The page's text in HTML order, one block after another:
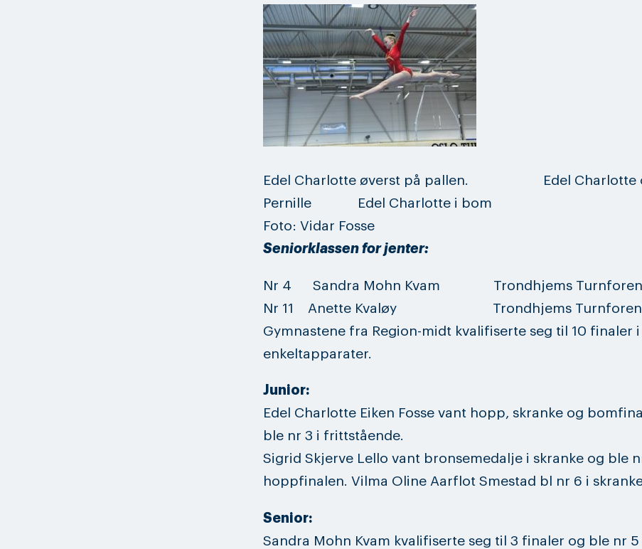
Edel Charlotte øverst på pallen. Edel Charlotte
Pernille Edel Charlotte i bom
Foto: Vidar Fosse
Seniorklassen for jenter:
Nr 4 Sandra Mohn Kvam Trondhjems
Nr 11 Anette Kvaløy Trondhjems
Gymnastene fra Region-midt kvalifiserte seg til 10 finaler i
enkeltapparater.
Junior:
Edel Charlotte Eiken Fosse vant hopp, skranke og
ble nr 3 i frittstående.
Sigrid Skjerve Lello vant bronsemedalje i skranke og ble
hoppfinalen. Vilma Oline Aarflot Smestad bl nr 6 i
Senior:
Sandra Mohn Kvam kvalifiserte seg til 3 finaler og ble nr 5